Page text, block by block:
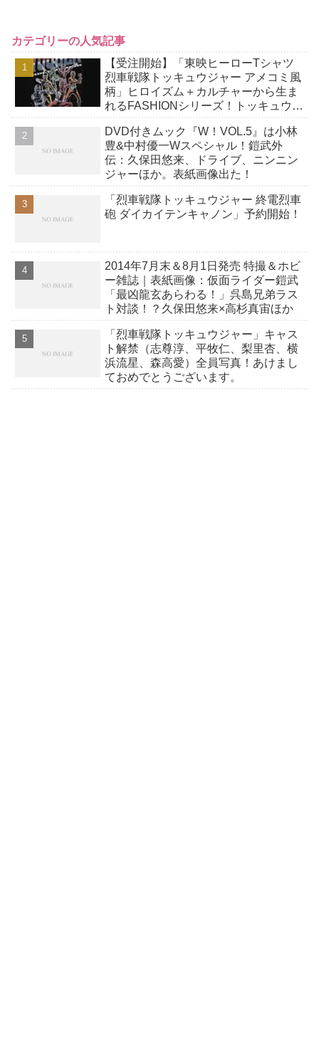
カテゴリーの人気記事
【受注開始】「東映ヒーローTシャツ
烈車戦隊トッキュウジャー アメコミ風
柄」ヒロイズム＋カルチャーから生ま
れるFASHIONシリーズ！トッキュウジ
DVD付きムック『W！VOL.5』は小林
豊&中村優一Wスペシャル！鎧武外
伝：久保田悠来、ドライブ、ニンニン
ジャーほか。表紙画像出た！
「烈車戦隊トッキュウジャー 終電烈車
砲 ダイカイテンキャノン」予約開始！
2014年7月末＆8月1日発売 特撮＆ホビ
ー雑誌｜表紙画像：仮面ライダー鎧武
「最凶龍玄あらわる！」呉島兄弟ラス
ト対談！？久保田悠来×高杉真宙ほか
「烈車戦隊トッキュウジャー」キャス
ト解禁（志尊淳、平牧仁、梨里杏、横
浜流星、森高愛）全員写真！あけまし
ておめでとうございます。